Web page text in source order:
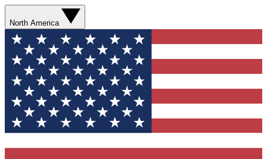
North America